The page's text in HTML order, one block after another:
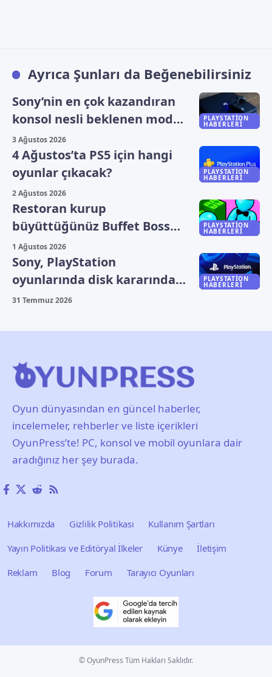
Ayrıca Şunları da Beğenebilirsiniz
PLAYSTATION
HABERLERI
Sony’nin en çok kazandıran
konsol nesli beklenen model
olmadı
3 Ağustos 2026
PLAYSTATION
HABERLERI
4 Ağustos’ta PS5 için hangi
oyunlar çıkacak?
2 Ağustos 2026
PLAYSTATION
HABERLERI
Restoran kurup
büyüttüğünüz Buffet Boss
ücretsiz oldu
1 Ağustos 2026
PLAYSTATION
HABERLERI
Sony, PlayStation
oyunlarında disk kararından
geri dönmeyecek
31 Temmuz 2026
Oyun dünyasından en güncel haberler,
incelemeler, rehberler ve liste içerikleri
OyunPress’te! PC, konsol ve mobil oyunlara dair
aradığınız her şey burada.
Hakkımızda Gizlilik Politikası
Kullanım Şartları
Yayın Politikası ve Editöryal İlkeler
Künye
İletişim
Reklam
Blog Forum Tarayıcı Oyunları
© OyunPress Tüm Hakları Saklıdır.